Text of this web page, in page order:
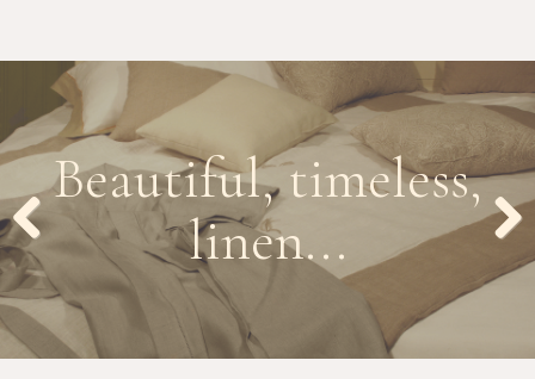
Beautiful, timeless,
linen...
Previous Next